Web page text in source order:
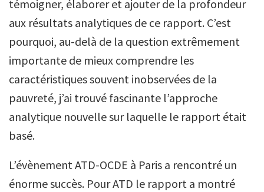
témoigner, élaborer et ajouter de la profondeur
aux résultats analytiques de ce rapport. C’est
pourquoi, au-delà de la question extrêmement
importante de mieux comprendre les
caractéristiques souvent inobservées de la
pauvreté, j’ai trouvé fascinante l’approche
analytique nouvelle sur laquelle le rapport était
basé.
L’évènement ATD-OCDE à Paris a rencontré un
énorme succès. Pour ATD le rapport a montré